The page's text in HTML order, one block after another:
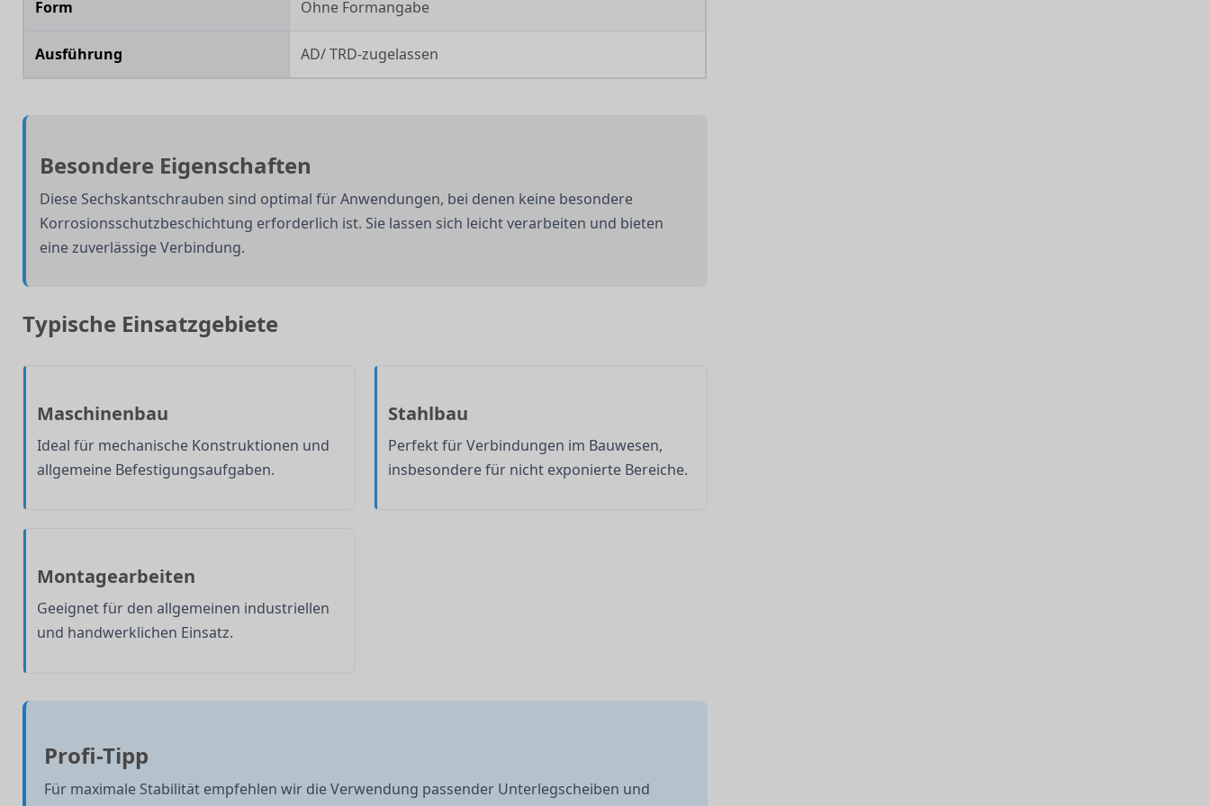
Form Ohne Formangabe
Ausführung AD/ TRD-zugelassen
Besondere Eigenschaften
Diese Sechskantschrauben sind optimal für Anwendungen, bei denen keine besondere
Korrosionsschutzbeschichtung erforderlich ist. Sie lassen sich leicht verarbeiten und bieten
eine zuverlässige Verbindung.
Typische Einsatzgebiete
Maschinenbau
Ideal für mechanische Konstruktionen und
allgemeine Befestigungsaufgaben.
Stahlbau
Perfekt für Verbindungen im Bauwesen,
insbesondere für nicht exponierte Bereiche.
Montagearbeiten
Geeignet für den allgemeinen industriellen
und handwerklichen Einsatz.
Profi-Tipp
Für maximale Stabilität empfehlen wir die Verwendung passender Unterlegscheiben und